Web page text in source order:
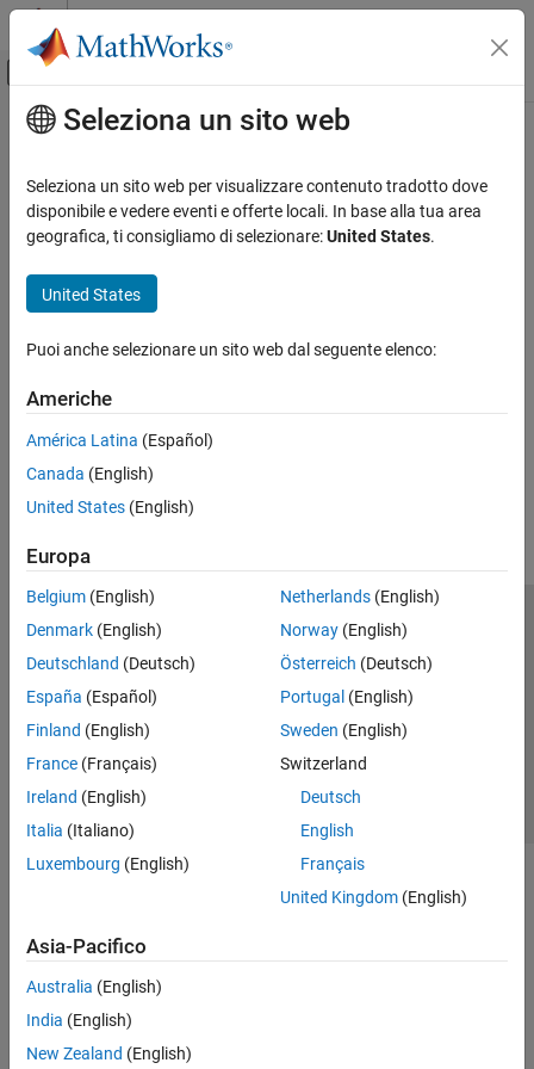
Vai al contenuto
Attiva/disattiva menu di navigazione
Pagina iniziale della documentazione
Contenuto principale
Seleziona un sito web
Seleziona un sito web per visualizzare contenuto tradotto dove
disponibile e vedere eventi e offerte locali. In base alla tua area
geografica, ti consigliamo di selezionare:United States.
United States
Puoi anche selezionare un sito web dal seguente elenco:
Americhe
América Latina (Español)
Canada (English)
United States (English)
Europa
Belgium (English)
Denmark (English)
Deutschland (Deutsch)
España (Español)
Finland (English)
France (Français)
Ireland (English)
Italia (Italiano)
Luxembourg (English)
Netherlands(English)
Norway(English)
Österreich (Deutsch)
Portugal (English)
Sweden (English)
Switzerland
Deutsch
English
Français
United Kingdom(English)
Asia-Pacifico
Australia (English)
India (English)
New Zealand (English)
Centro di fiducia
Informativa sulla privacy
Antipirateria
Stato dell'applicazione
Contatti
© 1994-2026 The MathWorks, Inc.